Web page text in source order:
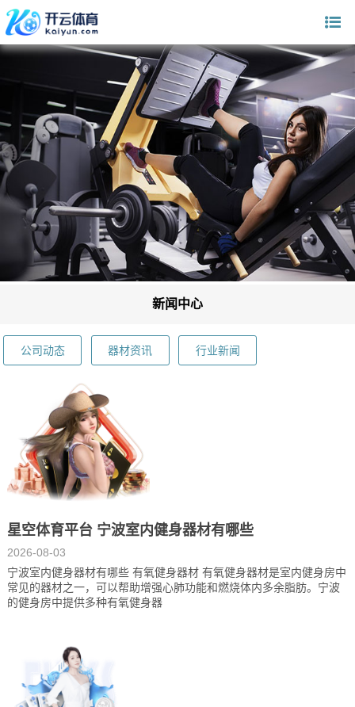
新闻中心
公司动态 器材资讯 行业新闻
星空体育平台 宁波室内健身器材有哪些
2026-08-03
宁波室内健身器材有哪些 有氧健身器材 有氧健身器材是室内健身房中
常见的器材之一，可以帮助增强心肺功能和燃烧体内多余脂肪。宁波
的健身房中提供多种有氧健身器